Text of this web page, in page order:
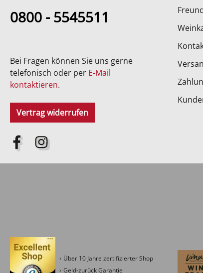
0800 - 5545511
Bei Fragen können Sie uns gerne
telefonisch oder per E-Mail
kontaktieren.
Vertrag widerrufen
Über 10 Jahre zertifizierter Shop
Geld-zurück Garantie